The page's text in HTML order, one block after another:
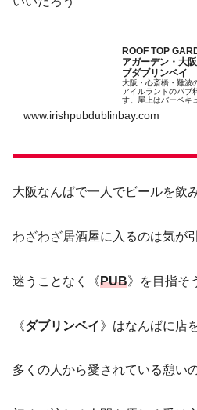
ROOF TOP
アガーデン・大
ブダブリンベイ
大阪・心斎橋・難波
アイルランドのパブ
す。屋上はバーベキ
が楽しめます。
www.irishpubdublinbay.com
大阪なんばで一人でビールを飲
わざわざ居酒屋に入るのは気が
迷うことなく《PUB》を目指そ
《ダブリンベイ》はなんばに店
多くの人から愛されている憩い